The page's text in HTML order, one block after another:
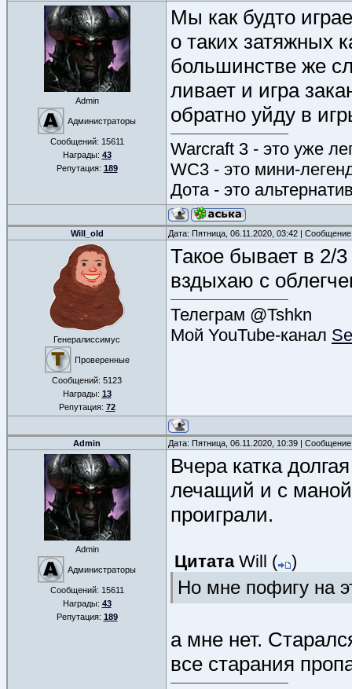
Admin
Администраторы
Сообщений: 15611
Награды: 43
Репутация: 189
Мы как будто
о таких затяжных
большинстве же
ливает и игра
обратно уйду в
Warcraft 3 - это уже
WC3 - это мини-
Дота - это
Will_old Дата: Пятница, 06.11.2020, 03:42 |
Генералиссимус
Проверенные
Сообщений: 5123
Награды: 13
Репутация: 72
Такое бывает в 2/
вздыхаю с
Телеграм @Tshkn
Мой YouTube-канал
Admin Дата: Пятница, 06.11.2020, 10:39 |
Admin
Администраторы
Сообщений: 15611
Награды: 43
Репутация: 189
Вчера катка
лечащий и с
проиграли.
Цитата Will ( )
Но мне пофигу на
а мне нет.
все старания